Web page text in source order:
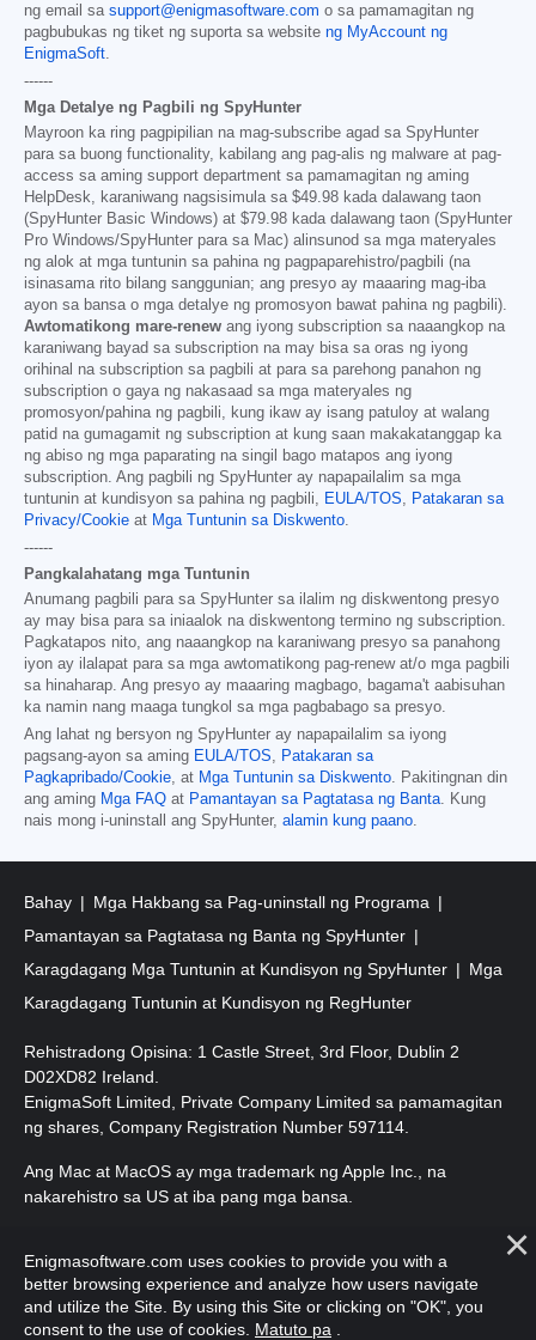
ng email sa support@enigmasoftware.com o sa pamamagitan ng
pagbubukas ng tiket ng suporta sa website ng MyAccount ng
EnigmaSoft
------
Mga Detalye ng Pagbili ng SpyHunter
Mayroon ka ring pagpipilian na mag-subscribe agad sa SpyHunter
para sa buong functionality, kabilang ang pag-alis ng malware at pag-
access sa aming support department sa pamamagitan ng aming
HelpDesk, karaniwang nagsisimula sa $49.98 kada dalawang taon
(SpyHunter Basic Windows) at $79.98 kada dalawang taon (SpyHunter
Pro Windows/SpyHunter para sa Mac) alinsunod sa mga materyales
ng alok at mga tuntunin sa pahina ng pagpaparehistro/pagbili (na
isinasama rito bilang sanggunian; ang presyo ay maaaring mag-iba
ayon sa bansa o mga detalye ng promosyon bawat pahina ng pagbili).
Awtomatikong mare-renew ang iyong subscription sa naaangkop na
karaniwang bayad sa subscription na may bisa sa oras ng iyong
orihinal na subscription sa pagbili at para sa parehong panahon ng
subscription o gaya ng nakasaad sa mga materyales ng
promosyon/pahina ng pagbili, kung ikaw ay isang patuloy at walang
patid na gumagamit ng subscription at kung saan makakatanggap ka
ng abiso ng mga paparating na singil bago matapos ang iyong
subscription. Ang pagbili ng SpyHunter ay napapailalim sa mga
tuntunin at kundisyon sa pahina ng pagbili,
EULA/TOS
Patakaran sa
Privacy/Cookie at Mga Tuntunin sa Diskwento
------
Pangkalahatang mga Tuntunin
Anumang pagbili para sa SpyHunter sa ilalim ng diskwentong presyo
ay may bisa para sa iniaalok na diskwentong termino ng subscription.
Pagkatapos nito, ang naaangkop na karaniwang presyo sa panahong
iyon ay ilalapat para sa mga awtomatikong pag-renew at/o mga pagbili
sa hinaharap. Ang presyo ay maaaring magbago, bagama't aabisuhan
ka namin nang maaga tungkol sa mga pagbabago sa presyo.
Ang lahat ng bersyon ng SpyHunter ay napapailalim sa iyong
pagsang-ayon sa aming EULA/TOS
Patakaran sa
Pagkapribado/Cookie , at Mga Tuntunin sa Diskwento . Pakitingnan din
ang aming Mga FAQ at Pamantayan sa Pagtatasa ng Banta . Kung
nais mong i-uninstall ang SpyHunter, alamin kung paano
Bahay
Mga Hakbang sa Pag-uninstall ng Programa
Pamantayan sa Pagtatasa ng Banta ng SpyHunter
Karagdagang Mga Tuntunin at Kundisyon ng SpyHunter
Mga
Karagdagang Tuntunin at Kundisyon ng RegHunter
Rehistradong Opisina: 1 Castle Street, 3rd Floor, Dublin 2
D02XD82 Ireland.
EnigmaSoft Limited, Private Company Limited sa pamamagitan
ng shares, Company Registration Number 597114.
Ang Mac at MacOS ay mga trademark ng Apple Inc., na
nakarehistro sa US at iba pang mga bansa.
Nakalaan.
Enigmasoftware.com uses cookies to provide you with a
better browsing experience and analyze how users navigate
and utilize the Site. By using this Site or clicking on "OK", you
consent to the use of cookies. Matuto pa